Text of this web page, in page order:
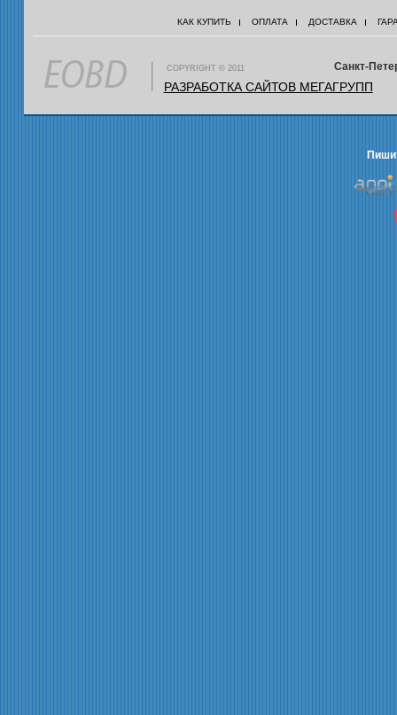
КАК КУПИТЬ ОПЛАТА ДОСТАВКА
РАЗРАБОТКА САЙТОВ МЕГАГРУПП
COPYRIGHT © 2011 Санкт-